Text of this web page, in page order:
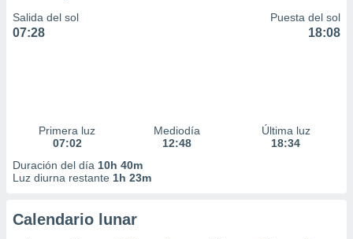
Salida del sol
07:28
Puesta del sol
18:08
Primera luz
07:02
Mediodía
12:48
Última luz
18:34
Duración del día 10h 40m
Luz diurna restante 1h 23m
Calendario lunar